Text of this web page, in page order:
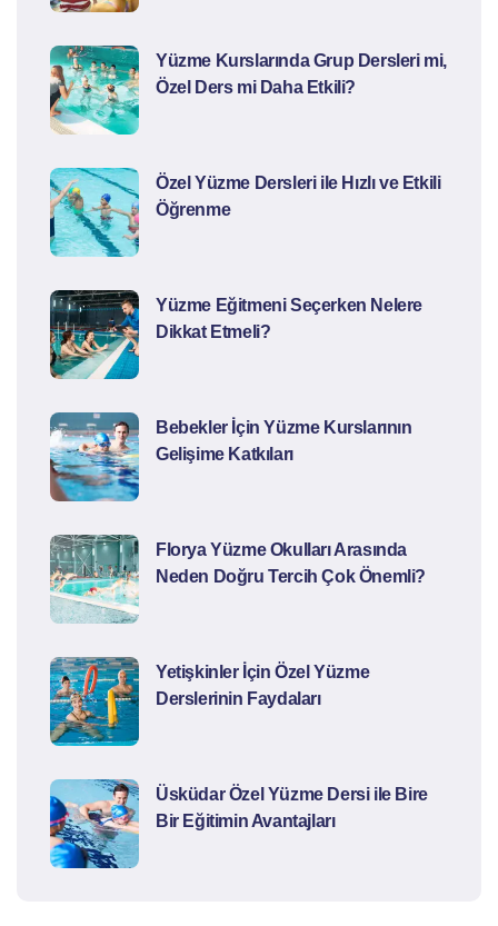
Yüzme Kurslarında Grup Dersleri mi,
Özel Ders mi Daha Etkili?
Özel Yüzme Dersleri ile Hızlı ve Etkili
Öğrenme
Yüzme Eğitmeni Seçerken Nelere
Dikkat Etmeli?
Bebekler İçin Yüzme Kurslarının
Gelişime Katkıları
Florya Yüzme Okulları Arasında
Neden Doğru Tercih Çok Önemli?
Yetişkinler İçin Özel Yüzme
Derslerinin Faydaları
Üsküdar Özel Yüzme Dersi ile Bire
Bir Eğitimin Avantajları